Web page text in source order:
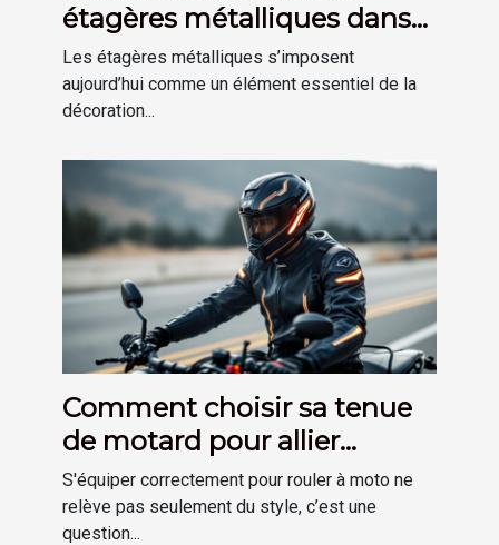
étagères métalliques dans
une déco moderne ?
Les étagères métalliques s’imposent
aujourd’hui comme un élément essentiel de la
décoration...
Comment choisir sa tenue
de motard pour allier
sécurité et confort ?
S'équiper correctement pour rouler à moto ne
relève pas seulement du style, c’est une
question...